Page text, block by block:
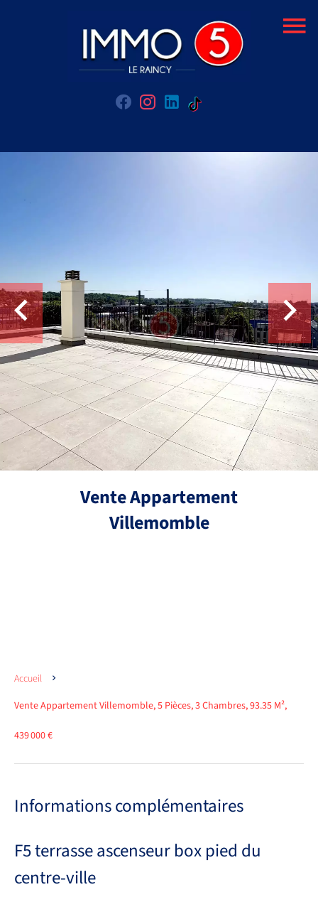
Vente Appartement
Villemomble
Accueil
Vente Appartement Villemomble, 5 Pièces, 3 Chambres, 93.35 M²,
439 000 €
Informations complémentaires
F5 terrasse ascenseur box pied du
centre-ville